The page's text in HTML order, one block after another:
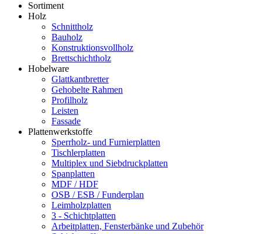
Sortiment
Holz
Schnittholz
Bauholz
Konstruktionsvollholz
Brettschichtholz
Hobelware
Glattkantbretter
Gehobelte Rahmen
Profilholz
Leisten
Fassade
Plattenwerkstoffe
Sperrholz- und Furnierplatten
Tischlerplatten
Multiplex und Siebdruckplatten
Spanplatten
MDF / HDF
OSB / ESB / Funderplan
Leimholzplatten
3 - Schichtplatten
Arbeitplatten, Fensterbänke und Zubehör